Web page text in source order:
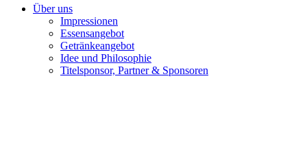
Über uns
Impressionen
Essensangebot
Getränkeangebot
Idee und Philosophie
Titelsponsor, Partner & Sponsoren